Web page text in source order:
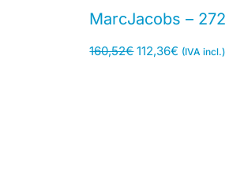
MarcJacobs – 272
160,52€ 112,36€ (IVA incl.)